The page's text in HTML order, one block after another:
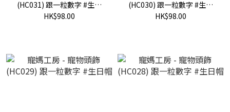
(HC031) 跟一粒數字 #生日
帽
HK$98.00
(HC030) 跟一粒數字 #生日
帽
HK$98.00